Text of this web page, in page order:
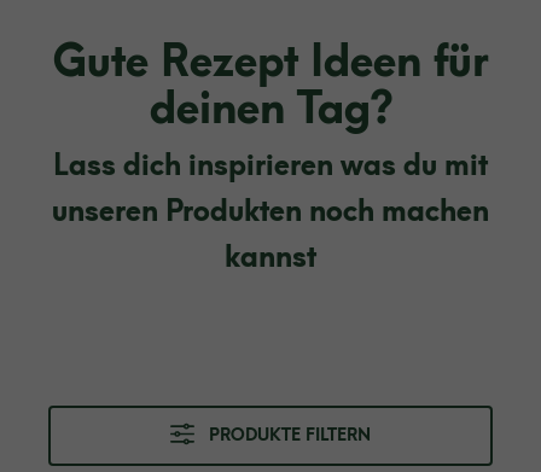
Gute Rezept Ideen für
deinen Tag?
Lass dich inspirieren was du mit
unseren Produkten noch machen
kannst
PRODUKTE FILTERN